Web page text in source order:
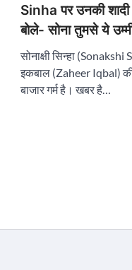
Sinha पर उनकी
बोले- सोना तुमसे ये
सोनाक्षी सिन्हा
इकबाल (Zaheer Iqbal) की
बाजार गर्म है। खबर है…